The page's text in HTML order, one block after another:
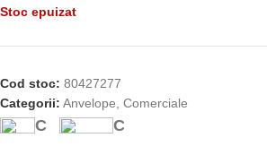
Stoc epuizat
Cod stoc: 80427277
Categorii: Anvelope Comerciale
C C